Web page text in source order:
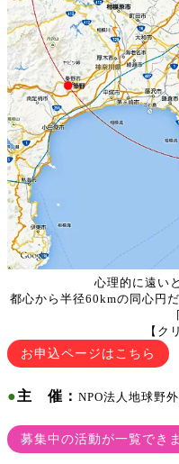
心理的に遠い
都心から半径60kmの同心円
【ク
お申込ページはこちら
●主 催： NPO法人地球野
募集中の活動が一覧でき